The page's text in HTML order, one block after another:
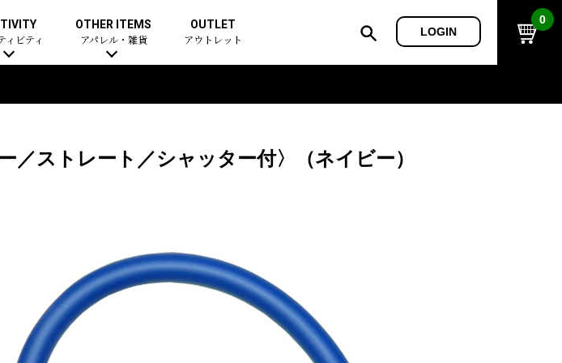
ィビティ
OTHER ITEMS
アパレル・雑貨
OUTLET
アウトレット
LOGIN
0
ストレート／シャッター付〉（ネイビー）